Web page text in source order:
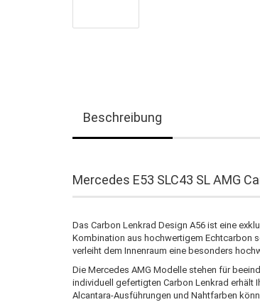
Beschreibung
Mercedes E53 SLC43 SL AMG
Das Carbon Lenkrad Design A56 ist eine
Kombination aus hochwertigem Echtcarbon
verleiht dem Innenraum eine besonders
Die Mercedes AMG Modelle stehen für
individuell gefertigten Carbon Lenkrad erhält
Alcantara-Ausführungen und Nahtfarben